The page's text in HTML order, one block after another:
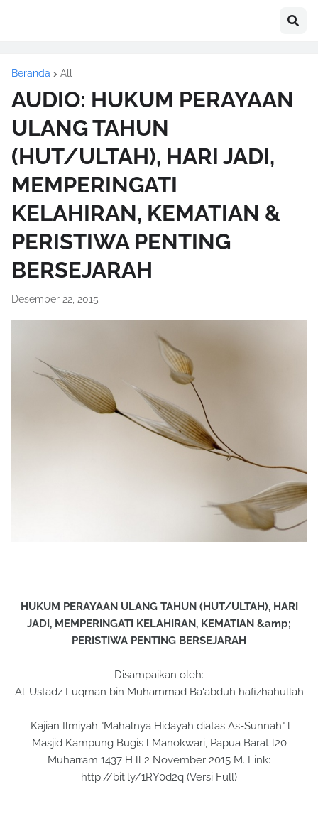
Beranda All
AUDIO: HUKUM PERAYAAN
ULANG TAHUN
(HUT/ULTAH), HARI JADI,
MEMPERINGATI
KELAHIRAN, KEMATIAN &
PERISTIWA PENTING
BERSEJARAH
Desember 22, 2015
HUKUM PERAYAAN ULANG TAHUN (HUT/ULTAH), HARI
JADI, MEMPERINGATI KELAHIRAN, KEMATIAN &amp;
PERISTIWA PENTING BERSEJARAH
Disampaikan oleh:
Al-Ustadz Luqman bin Muhammad Ba'abduh hafizhahullah
Kajian Ilmiyah "Mahalnya Hidayah diatas As-Sunnah" l
Masjid Kampung Bugis l Manokwari, Papua Barat l20
Muharram 1437 H ll 2 November 2015 M. Link:
http://bit.ly/1RY0d2q (Versi Full)